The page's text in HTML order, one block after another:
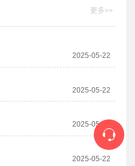
更多>>
2025-05-22
2025-05-22
2025-05-22
2025-05-22